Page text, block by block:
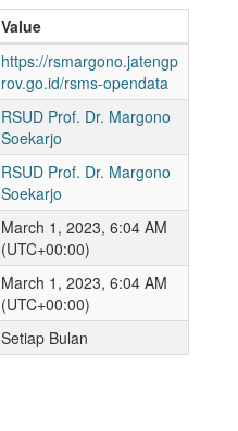
Value
https://rsmargono.jatengp
rov.go.id/rsms-opendata
RSUD Prof. Dr. Margono
Soekarjo
RSUD Prof. Dr. Margono
Soekarjo
March 1, 2023, 6:04 AM
(UTC+00:00)
March 1, 2023, 6:04 AM
(UTC+00:00)
Setiap Bulan